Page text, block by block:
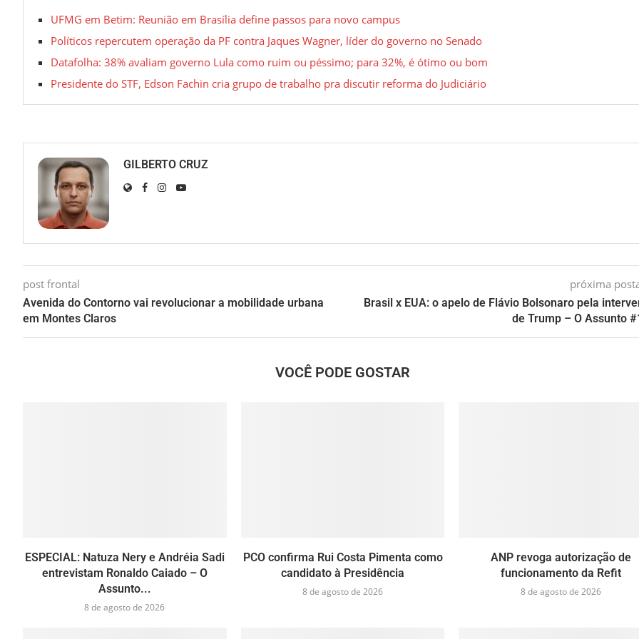
UFMG em Betim: Reunião em Brasília define passos para novo campus
Políticos repercutem operação da PF contra Jaques Wagner, líder do governo no Senado
Datafolha: 38% avaliam governo Lula como ruim ou péssimo; para 32%, é ótimo ou bom
Presidente do STF, Edson Fachin cria grupo de trabalho pra discutir reforma do Judiciário
GILBERTO CRUZ
post frontal
Avenida do Contorno vai revolucionar a mobilidade urbana
em Montes Claros
próxima
Brasil x EUA: o apelo de Flávio Bolsonaro pela
de Trump – O Assunto
VOCÊ PODE GOSTAR
ESPECIAL: Natuza Nery e Andréia Sadi
entrevistam Ronaldo Caiado – O
Assunto...
8 de agosto de 2026
PCO confirma Rui Costa Pimenta como
candidato à Presidência
8 de agosto de 2026
ANP revoga autorização de
funcionamento da Refit
8 de agosto de 2026